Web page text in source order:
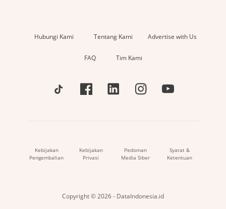
Hubungi Kami Tentang Kami Advertise with Us
FAQ Tim Kami
Kebijakan
Pengembalian
Kebijakan
Privasi
Pedoman
Media Siber
Syarat &
Ketentuan
Copyright © 2026 - DataIndonesia.id